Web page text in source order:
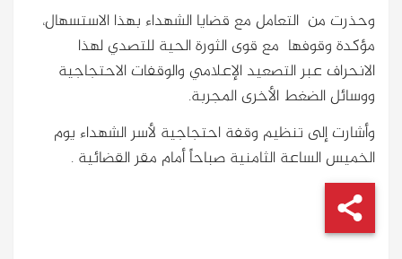
وحذرت من التعامل مع قضايا الشهداء بهذا الاستسهال،
مؤكدة وقوفها مع قوى الثورة الحية للتصدي لهذا
الانحراف عبر التصعيد الإعلامي والوقفات الاحتجاجية
ووسائل الضغط الأخرى المجربة.
وأشارت إلى تنظيم وقفة احتجاجية لأسر الشهداء يوم
الخميس الساعة الثامنية صباحاً أمام مقر القضائية .